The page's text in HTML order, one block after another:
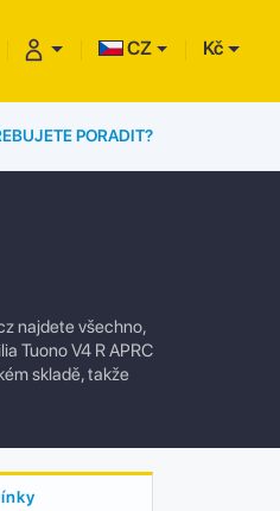
CZ Kč
PORADIT?
najdete všechno,
Tuono V4 R APRC
skladě, takže